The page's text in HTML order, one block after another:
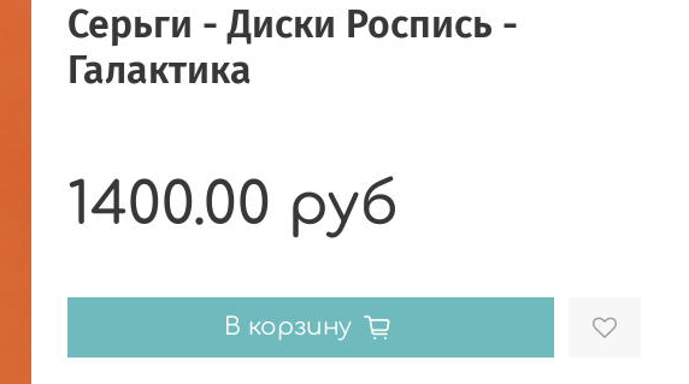
Серьги - Диски Роспись -
Галактика
1400.00 руб
В корзину